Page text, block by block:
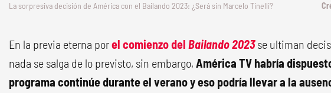
La sorpresiva decisión de América con el Bailando 2023: ¿Será sin Marcelo Tinelli?
En la previa eterna porel comienzo del Bailando 2023 se ultiman
nada se salga de lo previsto, sin embargo, América TV habría
programa continúe durante el verano y eso podría llevar a la